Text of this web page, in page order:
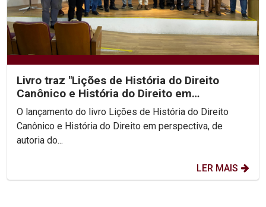
Livro traz "Lições de História do Direito
Canônico e História do Direito em
perspectiva"
O lançamento do livro Lições de História do Direito
Canônico e História do Direito em perspectiva, de
autoria do...
LER MAIS